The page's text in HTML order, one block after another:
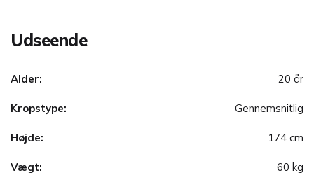
Udseende
Alder: 20 år
Kropstype: Gennemsnitlig
Højde: 174 cm
Vægt: 60 kg